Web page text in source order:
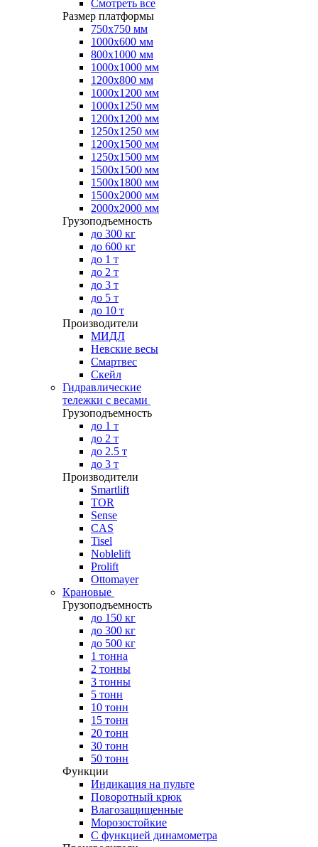
Смотреть все
Размер платформы
750х750 мм
1000х600 мм
800х1000 мм
1000х1000 мм
1200х800 мм
1000х1200 мм
1000х1250 мм
1200х1200 мм
1250х1250 мм
1200х1500 мм
1250х1500 мм
1500х1500 мм
1500х1800 мм
1500х2000 мм
2000х2000 мм
Грузоподъемность
до 300 кг
до 600 кг
до 1 т
до 2 т
до 3 т
до 5 т
до 10 т
Производители
МИДЛ
Невские весы
Смартвес
Скейл
Гидравлические
тележки с весами
Грузоподъемность
до 1 т
до 2 т
до 2.5 т
до 3 т
Производители
Smartlift
TOR
Sense
CAS
Tisel
Noblelift
Prolift
Ottomayer
Крановые
Грузоподъемность
до 150 кг
до 300 кг
до 500 кг
1 тонна
2 тонны
3 тонны
5 тонн
10 тонн
15 тонн
20 тонн
30 тонн
50 тонн
Функции
Индикация на пульте
Поворотный крюк
Влагозащищенные
Морозостойкие
С функцией динамометра